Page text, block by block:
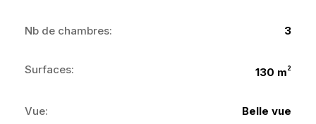
Nb de chambres: 3
Surfaces: 130 m2
Vue: Belle vue